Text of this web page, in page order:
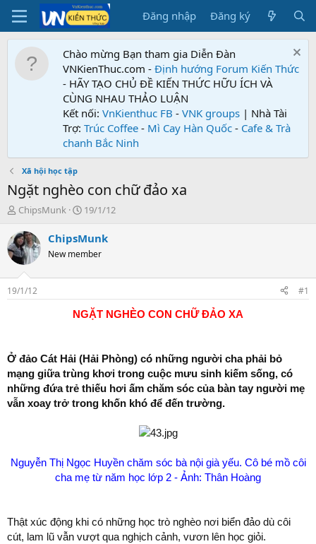
Đăng nhập Đăng ký
Chào mừng Bạn tham gia Diễn Đàn
VNKienThuc.com - Định hướng Forum Kiến Thức
- HÃY TẠO CHỦ ĐỀ KIẾN THỨC HỮU ÍCH VÀ
CÙNG NHAU THẢO LUẬN
Kết nối: VnKienthuc FB - VNK groups | Nhà Tài
Trợ: Trúc Coffee - Mì Cay Hàn Quốc - Cafe & Trà
chanh Bắc Ninh
Xã hội học tập
Ngặt nghèo con chữ đảo xa
T
r
e
a
d
s
t
r
ChipsMunk
N
à
g
19/1/12
ChipsMunk
New member
19/1/12
#1
NGẶT NGHÈO CON CHỮ ĐẢO XA
Ở đảo Cát Hải (Hải Phòng) có những người cha phải bỏ
mạng giữa trùng khơi trong cuộc mưu sinh kiếm sống, có
những đứa trẻ thiếu hơi ấm chăm sóc của bàn tay người mẹ
vẫn xoay trở trong khốn khó để đến trường.
Nguyễn Thị Ngọc Huyền chăm sóc bà nội già yếu. Cô bé mồ côi
cha mẹ từ năm học lớp 2 - Ảnh: Thân Hoàng
Thật xúc động khi có những học trò nghèo nơi biển đảo dù côi
cút, lam lũ vẫn vượt qua nghịch cảnh, vươn lên học giỏi.